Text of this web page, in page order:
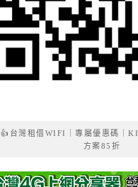
👍台灣租借WIFI｜專屬優惠碼｜
方案85折